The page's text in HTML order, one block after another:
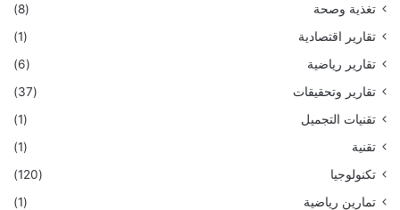
تغذية وصحة
(8)
تقارير اقتصادية
(1)
تقارير رياضية
(6)
تقارير وتحقيقات
(37)
تقنيات التجميل
(1)
تقنية
(1)
تكنولوجيا
(120)
تمارين رياضية
(1)